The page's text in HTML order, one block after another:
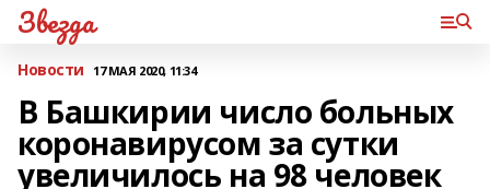
Звезда
Новости 17 МАЯ 2020, 11:34
В Башкирии число больных
коронавирусом за сутки
увеличилось на 98 человек